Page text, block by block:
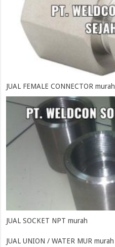
JUAL FEMALE CONNECTOR murah
JUAL SOCKET NPT murah
JUAL UNION / WATER MUR murah